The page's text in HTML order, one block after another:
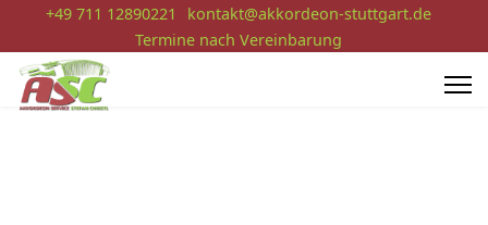
+49 711 12890221
kontakt@akkordeon-stuttgart.de
Termine nach Vereinbarung